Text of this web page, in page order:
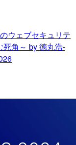
ウェブセキュリテ
死角～ by 徳丸浩-